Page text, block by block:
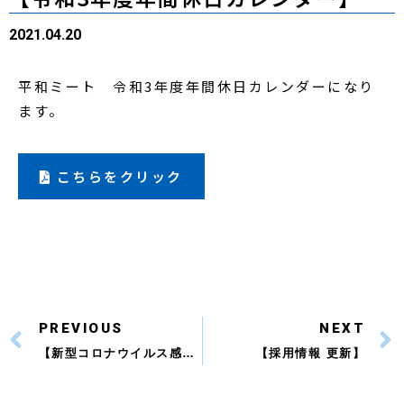
2021.04.20
平和ミート 令和3年度年間休日カレンダーになり
ます。
こちらをクリック
PREVIOUS
【新型コロナウイルス感染拡大予防対策】
NEXT
【採用情報 更新】